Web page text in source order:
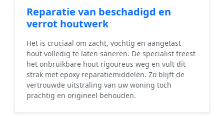
Reparatie van beschadigd en
verrot houtwerk
Het is cruciaal om zacht, vochtig en aangetast
hout volledig te laten saneren. De specialist freest
het onbruikbare hout rigoureus weg en vult dit
strak met epoxy reparatiemiddelen. Zo blijft de
vertrouwde uitstraling van uw woning toch
prachtig en origineel behouden.